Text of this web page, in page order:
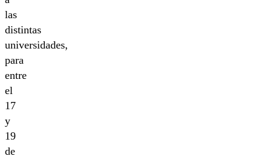
las
distintas
universidades,
para
entre
el
17
y
19
de